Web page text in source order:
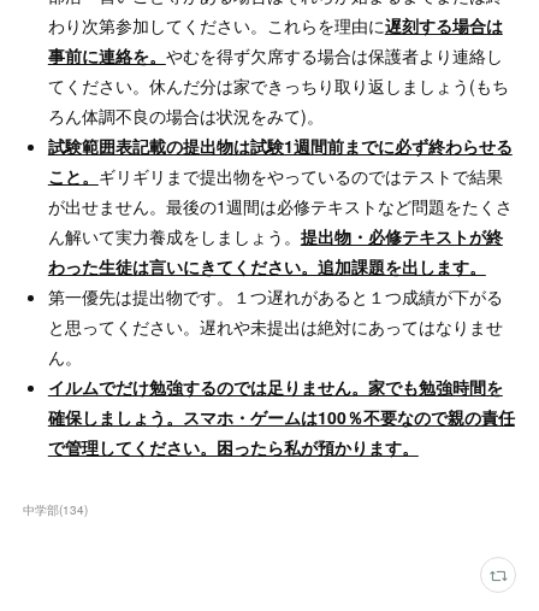
わり次第参加してください。これらを理由に遅刻する場合は
事前に連絡を。 やむを得ず欠席する場合は保護者より連絡し
てください。休んだ分は家できっちり取り返しましょう(もち
ろん体調不良の場合は状況をみて)。
試験範囲表記載の提出物は試験1週間前までに必ず終わらせる
こと。 ギリギリまで提出物をやっているのではテストで結果
が出せません。最後の1週間は必修テキストなど問題をたくさ
ん解いて実力養成をしましょう。 提出物・必修テキストが終
わった生徒は言いにきてください。追加課題を出します。
第一優先は提出物です。１つ遅れがあると１つ成績が下がる
と思ってください。遅れや未提出は絶対にあってはなりませ
ん。
イルムでだけ勉強するのでは足りません。家でも勉強時間を
確保しましょう。スマホ・ゲームは100％不要なので親の責任
で管理してください。困ったら私が預かります。
中学部(134)